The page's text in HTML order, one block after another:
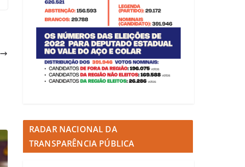
RADAR NACIONAL DA
TRANSPARÊNCIA PÚBLICA